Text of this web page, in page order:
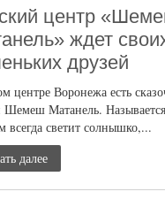
центр
ждет
друзей
центре Воронежа есть
Матанель.
всегда светит солнышко,...
далее